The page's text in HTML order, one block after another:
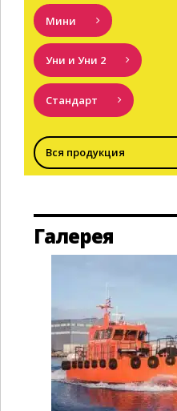
Мини
Уни и Уни 2
Стандарт
Вся продукция
Галерея